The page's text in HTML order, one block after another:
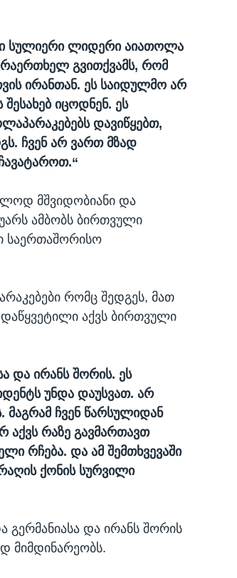
სულიერი ლიდერი აიათოლა
გვითქვამს, რომ
ირანთან. ეს საიდულმო არ
იცოდნენ. ეს
დავიწყებთ,
ჩვენ არ ვართ მზად
მშვიდობიანი და
ამბობს ბირთვული
საერთაშორისო
რომც შედგეს, მათ
აქვს ბირთვული
და ირანს შორის. ეს
უნდა დაუსვათ. არ
მაგრამ ჩვენ წარსულიდან
აქვს რაზე გავმართავთ
რჩება. და ამ შემთხვევაში
ქონის სურვილი
გერმანიასა და ირანს შორის
მიმდინარეობს.